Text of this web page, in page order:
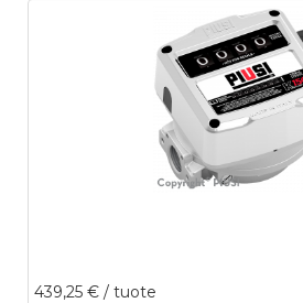
439,25 € / tuote